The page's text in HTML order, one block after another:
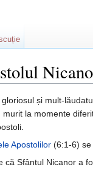
și mult-
murit la momente
Apostolilor (6:1-6)
că Sfântul Nicanor a